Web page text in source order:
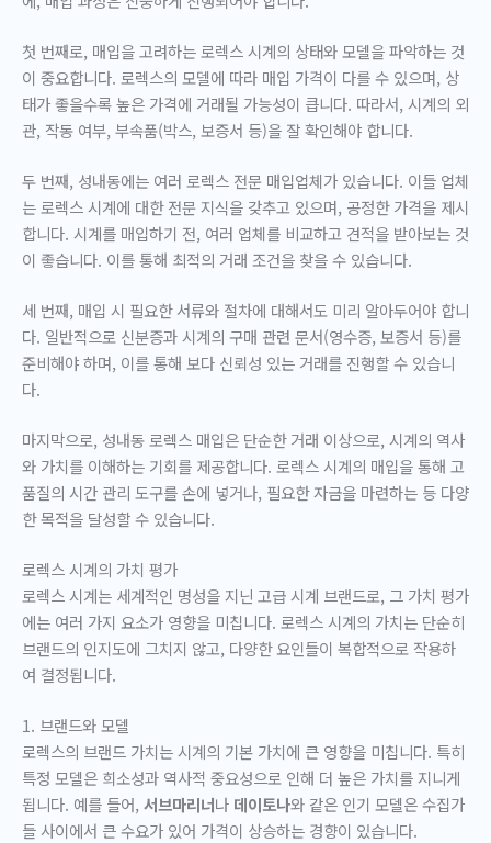
첫 번째로, 매입을 고려하는 로렉스 시계의 상태와 모델을 파악하는 것
이 중요합니다. 로렉스의 모델에 따라 매입 가격이 다를 수 있으며, 상
태가 좋을수록 높은 가격에 거래될 가능성이 큽니다. 따라서, 시계의 외
관, 작동 여부, 부속품(박스, 보증서 등)을 잘 확인해야 합니다.
두 번째, 성내동에는 여러 로렉스 전문 매입업체가 있습니다. 이들 업체
는 로렉스 시계에 대한 전문 지식을 갖추고 있으며, 공정한 가격을 제시
합니다. 시계를 매입하기 전, 여러 업체를 비교하고 견적을 받아보는 것
이 좋습니다. 이를 통해 최적의 거래 조건을 찾을 수 있습니다.
세 번째, 매입 시 필요한 서류와 절차에 대해서도 미리 알아두어야 합니
다. 일반적으로 신분증과 시계의 구매 관련 문서(영수증, 보증서 등)를
준비해야 하며, 이를 통해 보다 신뢰성 있는 거래를 진행할 수 있습니
다.
마지막으로, 성내동 로렉스 매입은 단순한 거래 이상으로, 시계의 역사
와 가치를 이해하는 기회를 제공합니다. 로렉스 시계의 매입을 통해 고
품질의 시간 관리 도구를 손에 넣거나, 필요한 자금을 마련하는 등 다양
한 목적을 달성할 수 있습니다.
로렉스 시계의 가치 평가
로렉스 시계는 세계적인 명성을 지닌 고급 시계 브랜드로, 그 가치 평가
에는 여러 가지 요소가 영향을 미칩니다. 로렉스 시계의 가치는 단순히
브랜드의 인지도에 그치지 않고, 다양한 요인들이 복합적으로 작용하
여 결정됩니다.
1. 브랜드와 모델
로렉스의 브랜드 가치는 시계의 기본 가치에 큰 영향을 미칩니다. 특히
특정 모델은 희소성과 역사적 중요성으로 인해 더 높은 가치를 지니게
됩니다. 예를 들어, 서브마리너나 데이토나와 같은 인기 모델은 수집가
들 사이에서 큰 수요가 있어 가격이 상승하는 경향이 있습니다.